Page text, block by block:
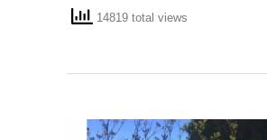
14819 total views